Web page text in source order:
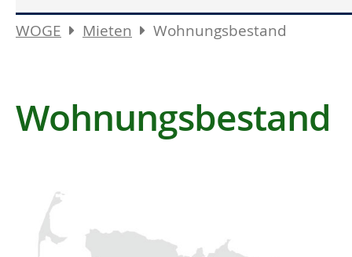
WOGE Mieten Wohnungsbestand
Wohnungsbestand